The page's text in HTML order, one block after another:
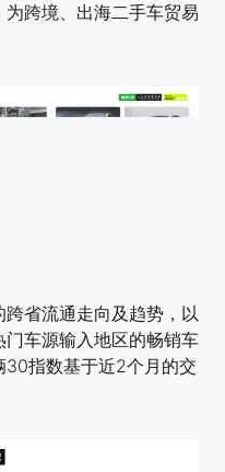
跨境、出海二手车贸易
省流通走向及趋势，以
车源输入地区的畅销车
30指数基于近2个月的交